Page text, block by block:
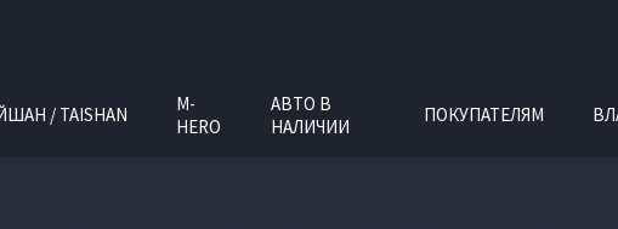
/ TAISHAN
M-
HERO
АВТО В
НАЛИЧИИ
ПОКУПАТЕЛЯМ